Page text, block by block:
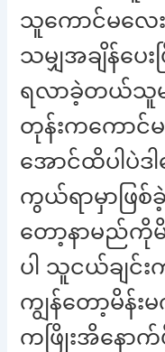
သူကောင်မလေ
သမျှအချိန်ပ
ရလာခဲ့တယ်သူမ
တုန်းကကောင်
အောင်ထိပါပဲဒ
ကွယ်ရာမှာဖြစ်
တော့နာမည်ကို
ပါ သူငယ်ချင်း
ကျွန်တော့မိန်
ကဖြိုးအိနောက်